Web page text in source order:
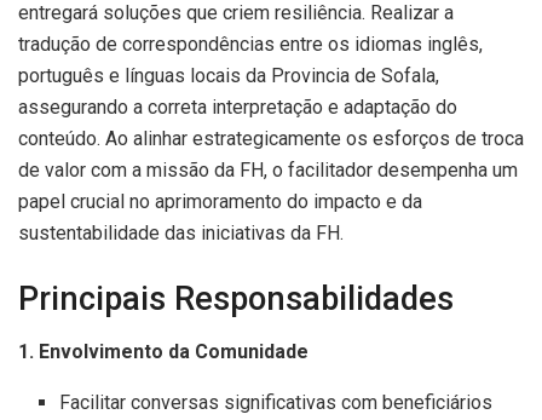
entregará soluções que criem resiliência. Realizar a
tradução de correspondências entre os idiomas inglês,
português e línguas locais da Provincia de Sofala,
assegurando a correta interpretação e adaptação do
conteúdo. Ao alinhar estrategicamente os esforços de troca
de valor com a missão da FH, o facilitador desempenha um
papel crucial no aprimoramento do impacto e da
sustentabilidade das iniciativas da FH.
Principais Responsabilidades
1. Envolvimento da Comunidade
Facilitar conversas significativas com beneficiários